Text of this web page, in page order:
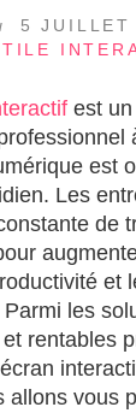
5 JUILLET
est
est
Les
de
et
les
rentables
allons vous